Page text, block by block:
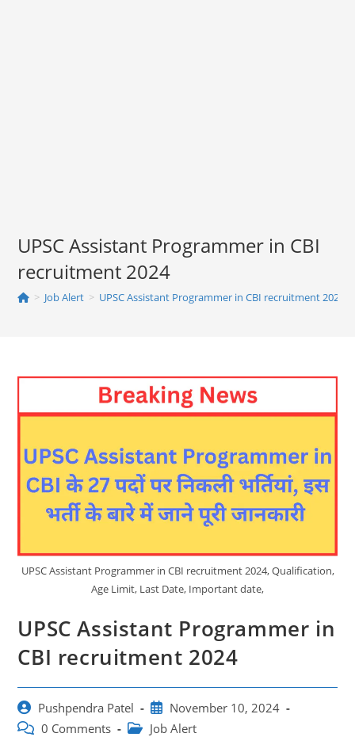
UPSC Assistant Programmer in CBI
recruitment 2024
> Job Alert > UPSC Assistant Programmer in CBI recruitment 2024
UPSC Assistant Programmer in CBI recruitment 2024, Qualification,
Age Limit, Last Date, Important date,
UPSC Assistant Programmer in
CBI recruitment 2024
Post
author:
Pushpendra Patel
Post
published:
November 10, 2024
Post 0 Comments
Post Job Alert